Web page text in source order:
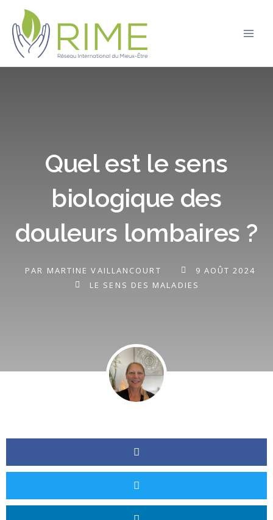
contenu
Quel est le sens
biologique des
douleurs lombaires ?
PAR MARTINE VAILLANCOURT
9 AOÛT 2024
LE SENS DES MALADIES